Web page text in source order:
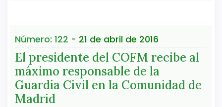
Número: 122 - 21 de abril de 2016
El presidente del COFM recibe al
máximo responsable de la
Guardia Civil en la Comunidad de
Madrid